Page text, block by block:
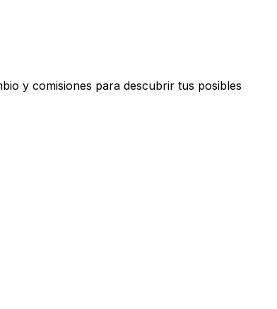
y comisiones para descubrir tus posibles